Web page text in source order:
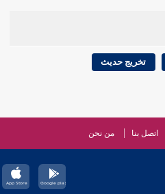
تخريج حديث
اتصل بنا من نحن